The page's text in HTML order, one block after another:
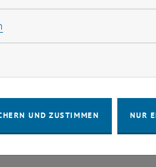
Cookies zulassen
UND ZUSTIMMEN NUR